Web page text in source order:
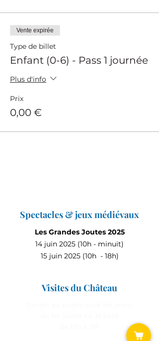
Vente expirée
Type de billet
Enfant (0-6) - Pass 1 journée
Plus d'info
Prix
0,00 €
Spectacles & jeux médiévaux
Les Grandes Joutes 2025
14 juin 2025 (10h - minuit)
15 juin 2025 (10h - 18h)
Visites du Château